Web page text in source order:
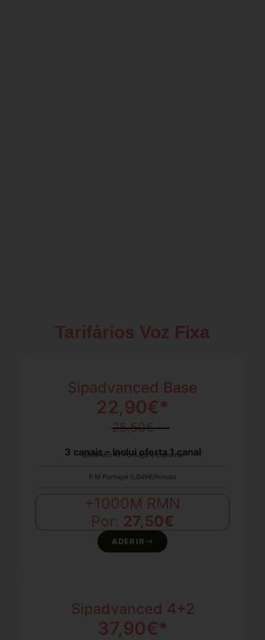
Tarifários Voz Fixa
Sipadvanced Base
22,90€*
25,50€
3 canais – Inclui oferta 1 canal
2000 Min RF Portugal e Espanha
R M Portugal 0,049€/minuto
+1000M RMN
Por: 27,50€
ADERIR
Sipadvanced 4+2
37,90€*